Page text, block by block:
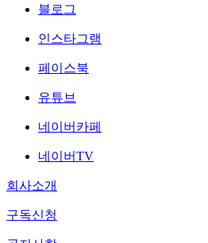
블로그
인스타그램
페이스북
유튜브
네이버카페
네이버TV
회사소개
구독신청